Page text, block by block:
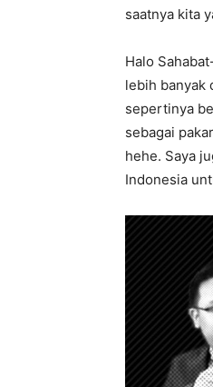
saatnya kita
Halo
lebih banyak
sepertinya
sebagai
hehe. Saya
Indonesia